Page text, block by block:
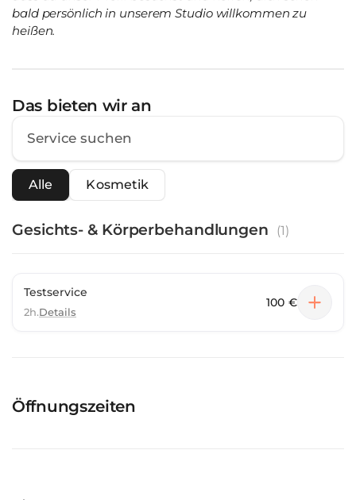
bald persönlich in unserem Studio willkommen zu
heißen.
Das bieten wir an
Alle Kosmetik
Gesichts- & Körperbehandlungen (1)
Testservice
2h.Details
100 €
Öffnungszeiten